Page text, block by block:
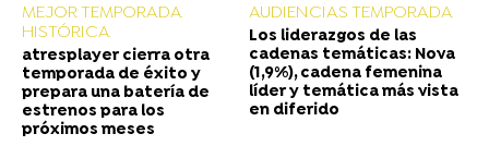
MEJOR TEMPORADA
HISTÓRICA
atresplayer cierra otra
temporada de éxito y
prepara una batería de
estrenos para los
próximos meses
AUDIENCIAS TEMPORADA
Los liderazgos de las
cadenas temáticas: Nova
(1,9%), cadena femenina
líder y temática más vista
en diferido